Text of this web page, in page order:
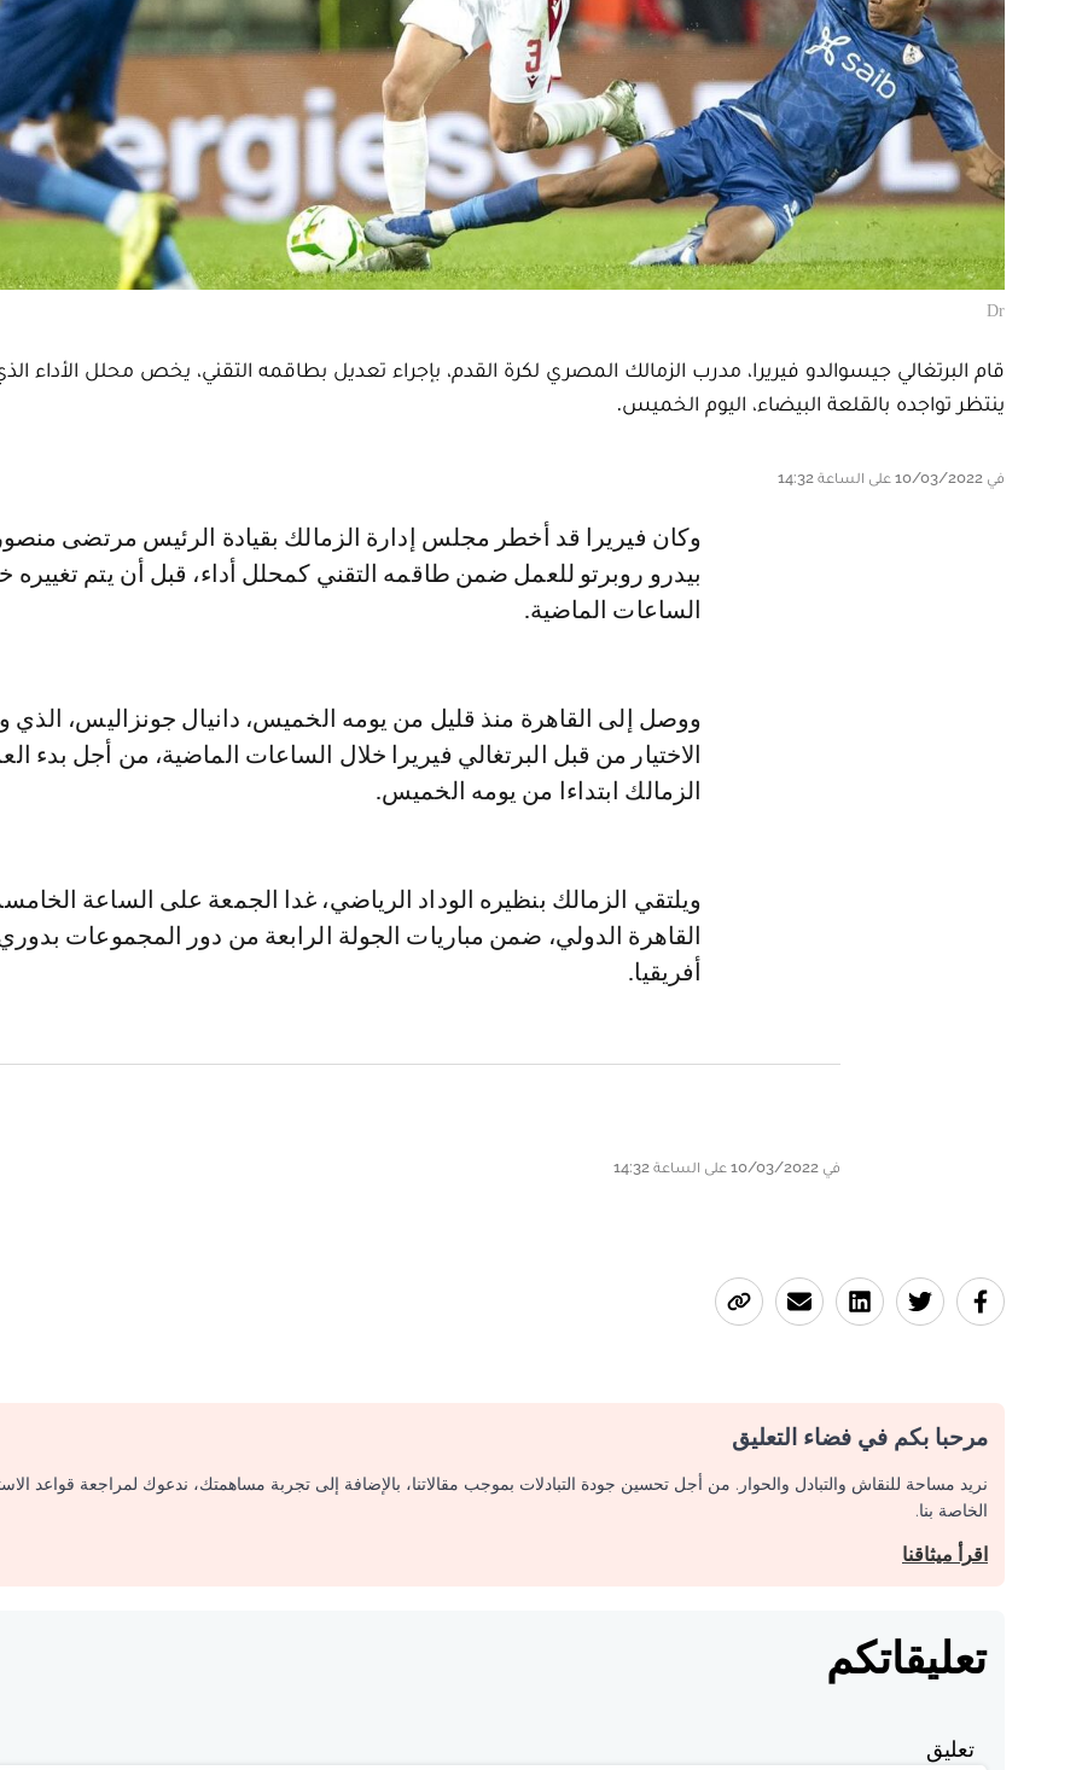
Dr
قام البرتغالي جيسوالدو فيريرا، مدرب الزمالك المصري لكرة القدم، بإجراء تعديل بطاقمه التقني، يخص محلل الأداء
ينتظر تواجده بالقلعة البيضاء، اليوم الخميس.
في 10/03/2022 على الساعة 14:32
وكان فيريرا قد أخطر مجلس إدارة الزمالك بقيادة الرئيس مرتضى منصور، باختيار
بيدرو روبرتو للعمل ضمن طاقمه التقني كمحلل أداء، قبل أن يتم تغييره
الساعات الماضية.
ووصل إلى القاهرة منذ قليل من يومه الخميس، دانيال جونزاليس، الذي
الاختيار من قبل البرتغالي فيريرا خلال الساعات الماضية، من أجل بدء
الزمالك ابتداءا من يومه الخميس.
ويلتقي الزمالك بنظيره الوداد الرياضي، غدا الجمعة على الساعة
القاهرة الدولي، ضمن مباريات الجولة الرابعة من دور المجموعات
أفريقيا.
في 10/03/2022 على الساعة 14:32
مرحبا بكم في فضاء التعليق
نريد مساحة للنقاش والتبادل والحوار. من أجل تحسين جودة التبادلات بموجب مقالاتنا، بالإضافة إلى تجربة مساهمتك، ندعوك لمراجعة قواعد
الخاصة بنا.
اقرأ ميثاقنا
تعليقاتكم
تعليق